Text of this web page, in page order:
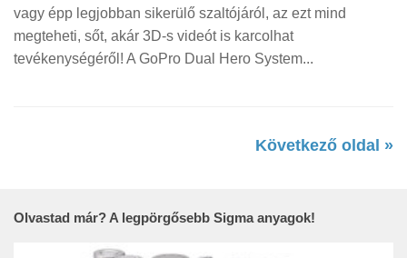
vagy épp legjobban sikerülő szaltójáról, az ezt mind
megteheti, sőt, akár 3D-s videót is karcolhat
tevékenységéről! A GoPro Dual Hero System...
Következő oldal »
Olvastad már? A legpörgősebb Sigma anyagok!